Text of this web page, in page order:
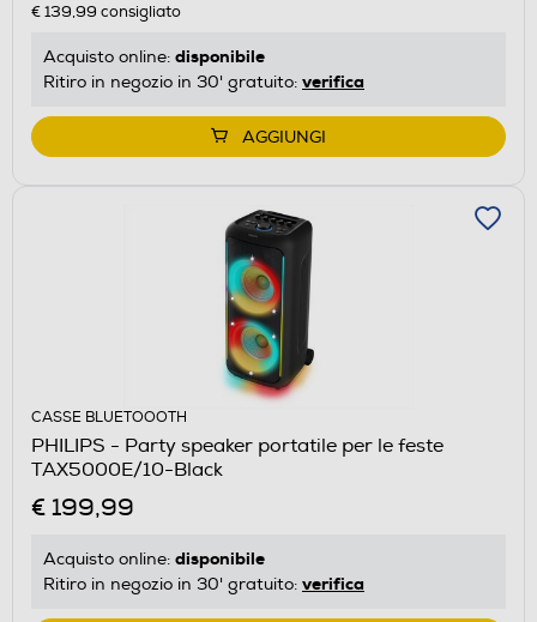
€ 139,99 consigliato
Acquisto online: disponibile
Ritiro in negozio in 30' gratuito: verifica
AGGIUNGI
CASSE BLUETOOOTH
PHILIPS - Party speaker portatile per le feste
TAX5000E/10-Black
€ 199,99
Acquisto online: disponibile
Ritiro in negozio in 30' gratuito: verifica